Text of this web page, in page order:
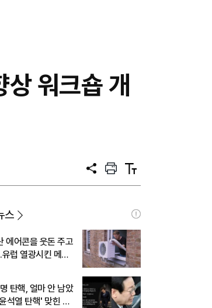
워크숍 개
공
프
트
텍
트
스
에어콘을 웃돈 주고
럽 열광시킨 메이
탄핵, 얼마 안 남았
석열 탄핵' 맞힌 무